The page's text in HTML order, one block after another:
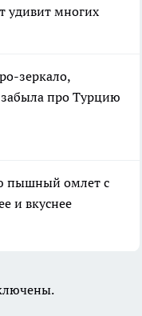
удивит многих
зеркало,
про Турцию
пышный омлет с
и вкуснее